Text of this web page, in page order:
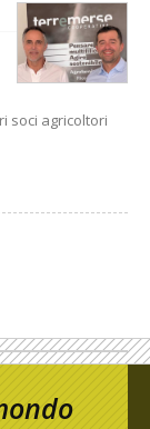
soci agricoltori